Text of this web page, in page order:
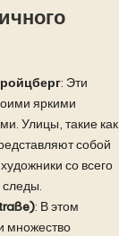
: Эти
яркими
Улицы, такие как
собой
со всего
следы.
: В этом
множество